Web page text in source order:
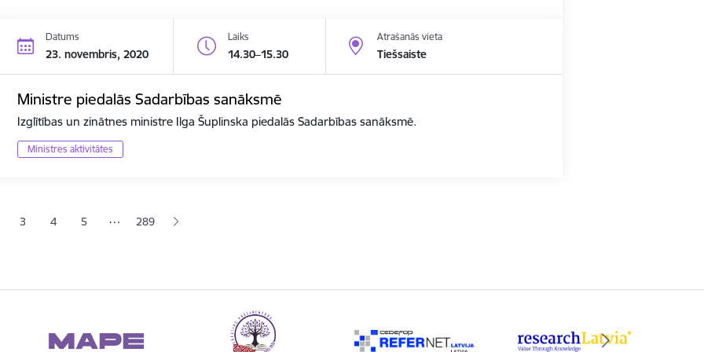
Datums
23. novembris, 2020
Laiks
14.30–15.30
Atrašanās vieta
Tiešsaiste
Ministre piedalās Sadarbības sanāksmē
Izglītības un zinātnes ministre Ilga Šuplinska piedalās Sadarbības sanāksmē.
Ministres aktivitātes
lapaLapa
3 Lapa
4 Lapa
5 … 289